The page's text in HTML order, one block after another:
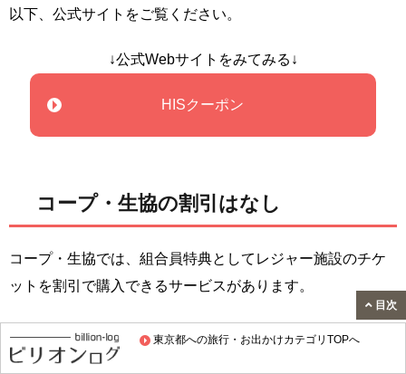
東京都への旅行・お出かけカテゴリTOPへ
以下、公式サイトをご覧ください。
↓公式Webサイトをみてみる↓
HISクーポン
コープ・生協の割引はなし
コープ・生協では、組合員特典としてレジャー施設のチケ
ットを割引で購入できるサービスがあります。
アートアクアリウム美術館GINZAでは、コープ・生協の割
引は今のところありません。現在配布されているクーポン
目次